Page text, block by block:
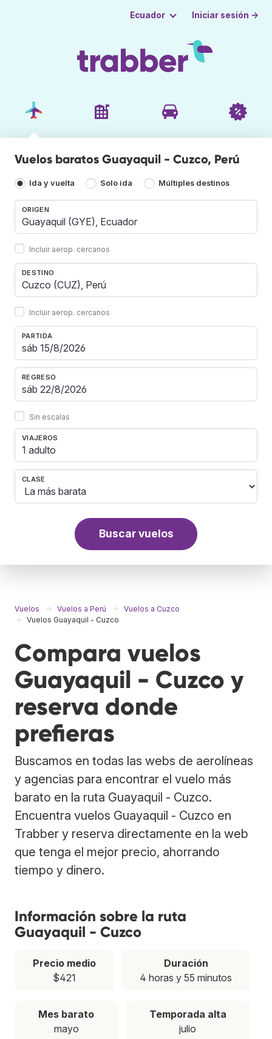
Ecuador Iniciar sesión →
Vuelos baratos Guayaquil - Cuzco, Perú
Ida y vuelta Solo ida Múltiples destinos
ORIGEN
Incluir aerop. cercanos
DESTINO
Incluir aerop. cercanos
PARTIDA
REGRESO
Sin escalas
VIAJEROS
1 adulto
CLASE
Buscar vuelos
Vuelos Vuelos a Perú
Vuelos a Cuzco
Vuelos Guayaquil - Cuzco
Compara vuelos
Guayaquil - Cuzco y
reserva donde
prefieras
Buscamos en todas las webs de aerolíneas
y agencias para encontrar el vuelo más
barato en la ruta Guayaquil - Cuzco.
Encuentra vuelos Guayaquil - Cuzco en
Trabber y reserva directamente en la web
que tenga el mejor precio, ahorrando
tiempo y dinero.
Información sobre la ruta
Guayaquil - Cuzco
Precio medio
$421
Duración
4 horas y 55 minutos
Mes barato
mayo
Temporada alta
julio